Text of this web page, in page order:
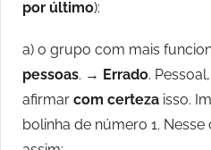
por último):
a) o grupo com mais
pessoas. → Errado.
afirmar com certeza isso.
bolinha de número 1.